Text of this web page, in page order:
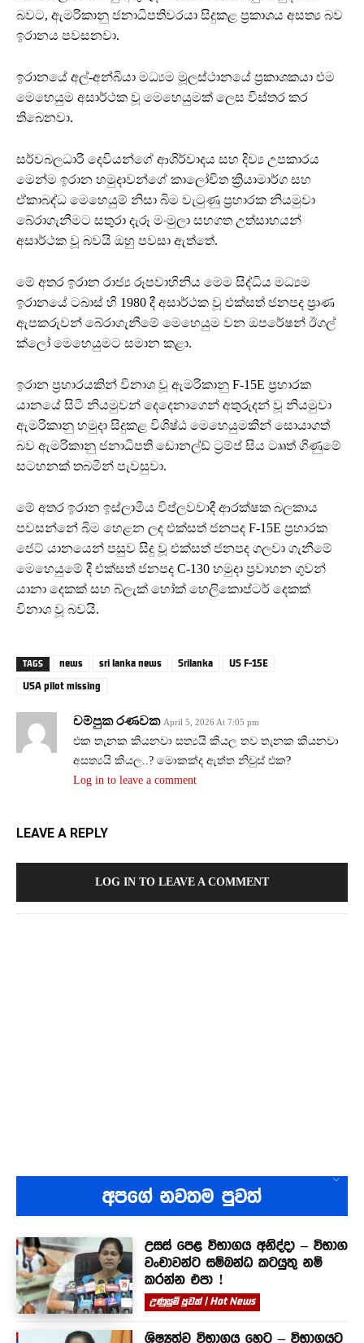
බවට, ඇමරිකානු ජනාධිපතිවරයා සිදුකළ ප්‍රකාශය අසත්‍ය බව
ඉරානය පවසනවා.
ඉරානයේ අල්-අන්බියා මධ්‍යම මූලස්ථානයේ ප්‍රකාශකයා එම
මෙහෙයුම අසාර්ථක වූ මෙහෙයුමක් ලෙස විස්තර කර
තිබෙනවා.
සර්වබලධාරී දෙවියන්ගේ ආශිර්වාදය සහ දිව්‍ය උපකාරය
මෙන්ම ඉරාන හමුදාවන්ගේ කාලෝචිත ක්‍රියාමාර්ග සහ
ඒකාබද්ධ මෙහෙයුම් නිසා බිම වැටුණු ප්‍රහාරක නියමුවා
බේරාගැනීමට සතුරා දැරූ මංමුලා සහගත උත්සාහයන්
අසාර්ථක වූ බවයි ඔහු පවසා ඇත්තේ.
මේ අතර ඉරාන රාජ්‍ය රූපවාහිනිය මෙම සිද්ධිය මධ්‍යම
ඉරානයේ ටබාස් හි 1980 දී අසාර්ථක වූ එක්සත් ජනපද ප්‍රාණ
ඇපකරුවන් බේරාගැනීමේ මෙහෙයුම වන ඔපරේෂන් ඊගල්
ක්ලෝ මෙහෙයුමට සමාන කළා.
ඉරාන ප්‍රහාරයකින් විනාශ වූ ඇමරිකානු F-15E ප්‍රහාරක
යානයේ සිටි නියමුවන් දෙදෙනාගෙන් අතුරුදන් වූ නියමුවා
ඇමරිකානු හමුදා සිදුකළ විශිෂ්ඨ මෙහෙයුමකින් සොයාගත්
බව ඇමරිකානු ජනාධිපති ඩොනල්ඩ් ට්‍රම්ප් සිය ටෘෘත් ගිණුමේ
සටහනක් තබමින් පැවසුවා.
මේ අතර ඉරාන ඉස්ලාමීය විප්ලවවාදී ආරක්ෂක බලකාය
පවසන්නේ බිම හෙළන ලද එක්සත් ජනපද F-15E ප්‍රහාරක
ජෙට් යානයෙන් පසුව සිදු වූ එක්සත් ජනපද ගලවා ගැනීමේ
මෙහෙයුමේ දී එක්සත් ජනපද C-130 හමුදා ප්‍රවාහන ගුවන්
යානා දෙකක් සහ බ්ලැක් හෝක් හෙලිකොප්ටර් දෙකක්
විනාශ වූ බවයි.
TAGS news sri lanka news Srilanka
US F-15E
USA pilot missing
චම්පුක රණවක April 5, 2026 At 7:05 pm
එක තැනක කියනවා සත්‍යයි කියල තව තැනක කියනවා
අසත්‍යයි කියල..? මොකක්ද ඇත්ත නිවුස් එක?
Log in to leave a comment
LEAVE A REPLY
LOG IN TO LEAVE A COMMENT
අපගේ නවතම පුවත්
උසස් පෙළ විභාගය අනිද්දා – විභාග
වංචාවන්ට සම්බන්ධ කටයුතු නම්
කරන්න එපා !
උණුසුම් පුවත් | Hot News
ශිෂ්‍යත්ව විභාගය හෙට – විභාගයට